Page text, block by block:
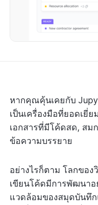
หากคุณคุ้นเคยกับ
เป็นเครื่องมือที่ยอดเยี่
เอกสารที่มีโค้ดสด, สม
ข้อความบรรยาย
อย่างไรก็ตาม โลกขอ
เขียนโค้ดมีการพัฒนาอ
แวดล้อมของสมุดบันทึ